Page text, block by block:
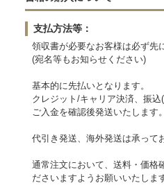
支払方法等：
領収書が必要なお客様は必ず先
(宛名等もお知らせください)
基本的に先払いとなります。
クレジット/キャリア決済、振
ご入金を確認後発送いたします。
代引き発送、海外発送は承って
通常注文において、送料・価格
ださいますようお願いいたしま